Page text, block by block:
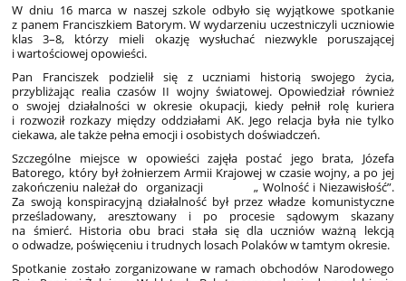
W dniu 16 marca w naszej szkole odbyło się wyjątkowe spotkanie
z panem Franciszkiem Batorym. W wydarzeniu uczestniczyli uczniowie
klas 3–8, którzy mieli okazję wysłuchać niezwykle poruszającej
i wartościowej opowieści.
Pan Franciszek podzielił się z uczniami historią swojego życia,
przybliżając realia czasów II wojny światowej. Opowiedział również
o swojej działalności w okresie okupacji, kiedy pełnił rolę kuriera
i rozwoził rozkazy między oddziałami AK. Jego relacja była nie tylko
ciekawa, ale także pełna emocji i osobistych doświadczeń.
Szczególne miejsce w opowieści zajęła postać jego brata, Józefa
Batorego, który był żołnierzem Armii Krajowej w czasie wojny, a po jej
zakończeniu należał do organizacji „ Wolność i Niezawisłość”.
Za swoją konspiracyjną działalność był przez władze komunistyczne
prześladowany, aresztowany i po procesie sądowym skazany
na śmierć. Historia obu braci stała się dla uczniów ważną lekcją
o odwadze, poświęceniu i trudnych losach Polaków w tamtym okresie.
Spotkanie zostało zorganizowane w ramach obchodów Narodowego